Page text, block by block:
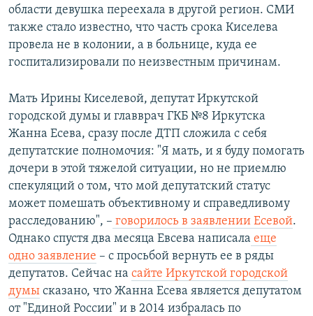
области девушка переехала в другой регион. СМИ
также стало известно, что часть срока Киселева
провела не в колонии, а в больнице, куда ее
госпитализировали по неизвестным причинам.
Мать Ирины Киселевой, депутат Иркутской
городской думы и главврач ГКБ №8 Иркутска
Жанна Есева, сразу после ДТП сложила с себя
депутатские полномочия: "Я мать, и я буду помогать
дочери в этой тяжелой ситуации, но не приемлю
спекуляций о том, что мой депутатский статус
может помешать объективному и справедливому
расследованию", – говорилось в заявлении Есевой.
Однако спустя два месяца Евсева написала еще
одно заявление – с просьбой вернуть ее в ряды
депутатов. Сейчас на сайте Иркутской городской
думы сказано, что Жанна Есева является депутатом
от "Единой России" и в 2014 избралась по